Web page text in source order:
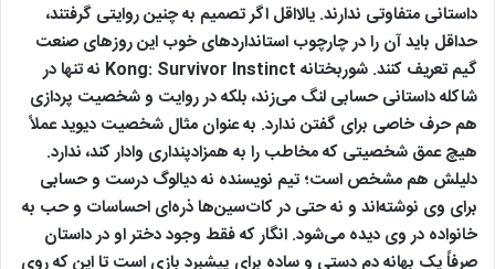
داستانی متفاوتی ندارند. یالااقل اگر تصمیم به چنین روایتی گرفتند،
حداقل باید آن را در چارچوب استانداردهای خوب این روزهای صنعت
گیم تعریف کنند. شوربختانه Kong: Survivor Instinct نه تنها در
شاکله داستانی حسابی لنگ می‌زند، بلکه در روایت و شخصیت پردازی
هم حرف خاصی برای گفتن ندارد. به عنوان مثال شخصیت دیوید عملاً
هیچ عمق شخصیتی که مخاطب را به همزادپنداری وادار کند، ندارد.
دلیلش هم مشخص است؛ تیم نویسنده نه دیالوگ درست و حسابی
برای وی نوشته‌اند و نه حتی در کات‌سین‌ها ذره‌ای احساسات و حب به
خانواده در وی دیده می‌شود. انگار که فقط وجود دختر او در داستان
صرفاً یک بهانه دم دستی و ساده برای پیشبرد بازی است تا این که روی